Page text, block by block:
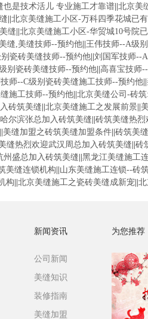
也是技术活儿 专业施工才靠谱|| 北京美
北京美缝施工小区-万科四季花城已
缝 北京美缝施工小区-华贸城10号院
缝,美缝技师--预约他|| 王伟技师--A级
瓷砖美缝技师--预约他|| 刘国军技师--
别瓷砖美缝技师--预约他|| 高喜宝技师
师--C级别瓷砖美缝施工技师--预约他||
施工技师--预约他|| 北京美缝公司-砖
砖筑美缝 北京美缝施工之发展前景||
尔滨张总加入砖筑美缝 砖筑美缝热烈
美缝加盟之砖筑美缝加盟条件|| 砖筑美
缝热烈欢迎武汉周总加入砖筑美缝 砖
州盛总加入砖筑美缝 黑龙江美缝施工
美缝连锁机构 山东美缝施工连锁--砖
构 北京美缝施工之瓷砖美缝成新宠||
新闻资讯
公司新闻
美缝知识
装修指南
美缝加盟
为您推荐